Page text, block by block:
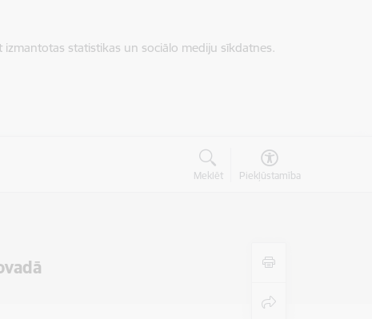
statistikas un sociālo mediju sīkdatnes.
Meklēt Piekļūstamība